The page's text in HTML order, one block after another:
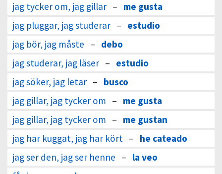
jag tycker om, jag gillar – me gusta
jag pluggar, jag studerar – estudio
jag bör, jag måste – debo
jag studerar, jag läser – estudio
jag söker, jag letar – busco
jag gillar, jag tycker om – me gusta
jag gillar, jag tycker om – me gustan
jag har kuggat, jag har kört – he cateado
jag ser den, jag ser henne – la veo